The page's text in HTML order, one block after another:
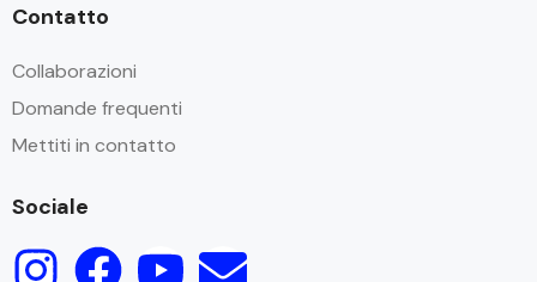
Contatto
Collaborazioni
Domande frequenti
Mettiti in contatto
Sociale